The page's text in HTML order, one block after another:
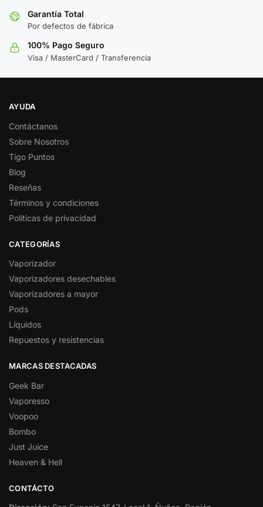
Garantía Total
Por defectos de fábrica
100% Pago Seguro
Visa / MasterCard / Transferencia
AYUDA
Contáctanos
Sobre Nosotros
Tigo Puntos
Blog
Reseñas
Términos y condiciones
Políticas de privacidad
CATEGORÍAS
Vaporizador
Vaporizadores desechables
Vaporizadores a mayor
Pods
Líquidos
Repuestos y resistencias
MARCAS DESTACADAS
Geek Bar
Vaporesso
Voopoo
Bombo
Just Juice
Heaven & Hell
CONTÁCTO